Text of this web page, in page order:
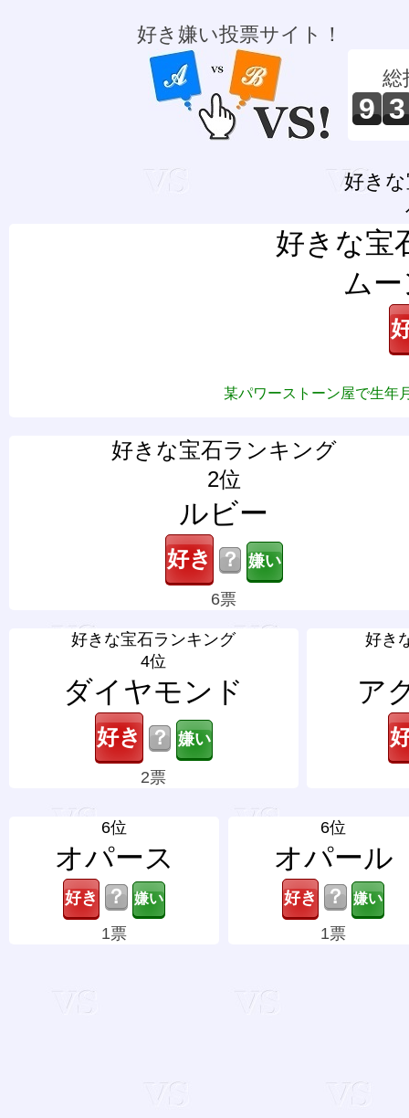
好き嫌い投票サイト！
総
9 3
好き
好きな宝
ム
某パワーストーン屋で生年
好きな宝石ランキング
2位
ルビー
？
6票
好きな宝石ランキング
4位
ダイヤモンド
？
2票
好き
ア
6位
オパース
？
1票
6位
オパール
？
1票